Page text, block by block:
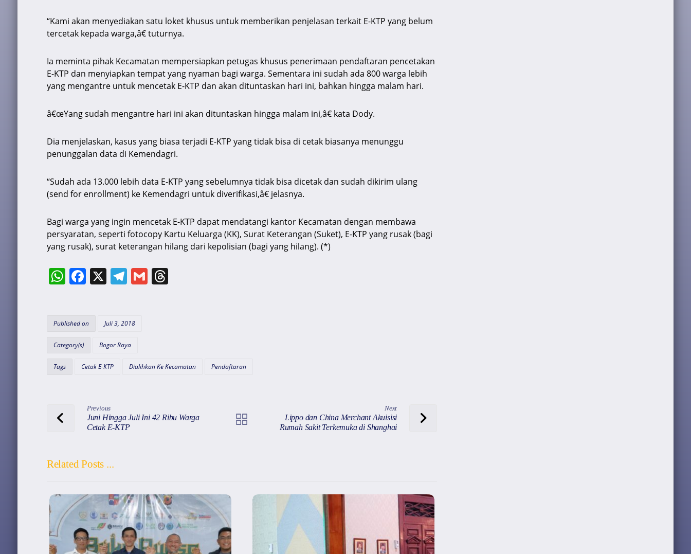
“Kami akan menyediakan satu loket khusus untuk memberikan penjelasan terkait E-KTP yang belum
tercetak kepada warga,â€ tuturnya.
Ia meminta pihak Kecamatan mempersiapkan petugas khusus penerimaan pendaftaran pencetakan
E-KTP dan menyiapkan tempat yang nyaman bagi warga. Sementara ini sudah ada 800 warga lebih
yang mengantre untuk mencetak E-KTP dan akan dituntaskan hari ini, bahkan hingga malam hari.
â€œYang sudah mengantre hari ini akan dituntaskan hingga malam ini,â€ kata Dody.
Dia menjelaskan, kasus yang biasa terjadi E-KTP yang tidak bisa di cetak biasanya menunggu
penunggalan data di Kemendagri.
“Sudah ada 13.000 lebih data E-KTP yang sebelumnya tidak bisa dicetak dan sudah dikirim ulang
(send for enrollment) ke Kemendagri untuk diverifikasi,â€ jelasnya.
Bagi warga yang ingin mencetak E-KTP dapat mendatangi kantor Kecamatan dengan membawa
persyaratan, seperti fotocopy Kartu Keluarga (KK), Surat Keterangan (Suket), E-KTP yang rusak (bagi
yang rusak), surat keterangan hilang dari kepolisian (bagi yang hilang). (*)
W
s
A
p
F
e
o
o
X T
gr
a
m
G T
s
Published on Juli 3, 2018
Category(s) Bogor Raya
Tags Cetak E-KTP Dialihkan Ke Kecamatan Pendaftaran
Previous
Juni Hingga Juli Ini 42 Ribu Warga
Cetak E-KTP
Next
Lippo dan China Merchant Akuisisi
Rumah Sakit Terkemuka di Shanghai
Related Posts ...